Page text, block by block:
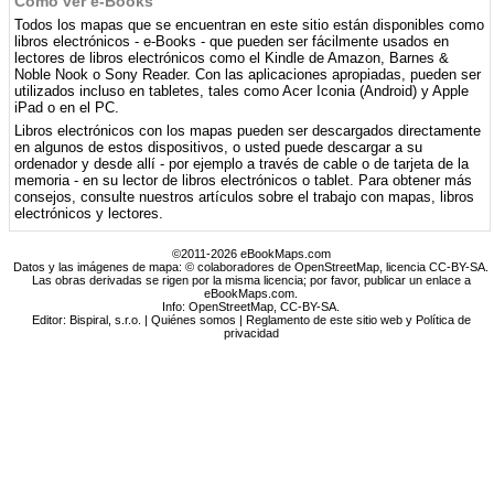
Todos los mapas que se encuentran en este sitio están disponibles como
libros electrónicos - e-Books - que pueden ser fácilmente usados ​​en
lectores de libros electrónicos como el Kindle de Amazon, Barnes &
Noble Nook o Sony Reader. Con las aplicaciones apropiadas, pueden ser
utilizados incluso en tabletes, tales como Acer Iconia (Android) y Apple
iPad o en el PC.
Libros electrónicos con los mapas pueden ser descargados directamente
en algunos de estos dispositivos, o usted puede descargar a su
ordenador y desde allí - por ejemplo a través de cable o de tarjeta de la
memoria - en su lector de libros electrónicos o tablet. Para obtener más
consejos, consulte nuestros artículos sobre el trabajo con mapas, libros
electrónicos y lectores.
©2011-2026 eBookMaps.com
Datos y las imágenes de mapa: © colaboradores de OpenStreetMap, licencia CC-BY-SA.
Las obras derivadas se rigen por la misma licencia; por favor, publicar un enlace a
eBookMaps.com.
Info:OpenStreetMap ,CC-BY-SA
Editor: Bispiral, s.r.o. | Quiénes somos | Reglamento de este sitio web y Política de
privacidad